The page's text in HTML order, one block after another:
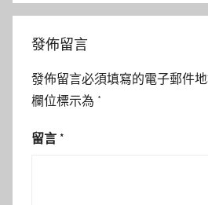
發佈留言
發佈留言必須填寫的電子郵件
欄位標示為 *
留言 *